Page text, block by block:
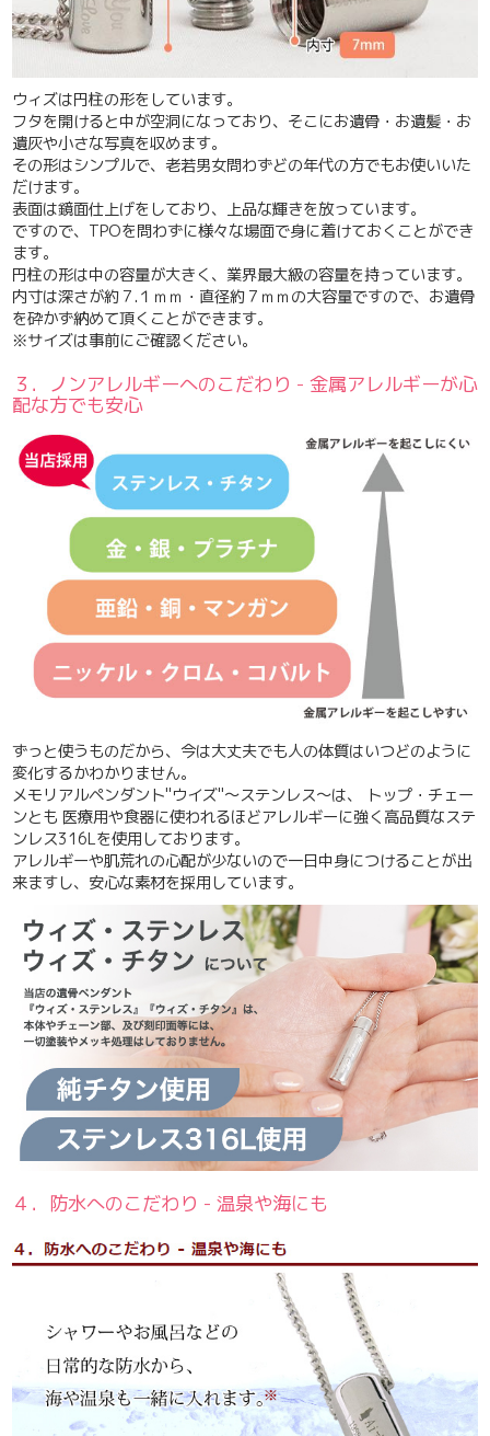
ウィズは円柱の形をしています。
フタを開けると中が空洞になっており、そこにお遺骨・お遺髪・お
遺灰や小さな写真を収めます。
その形はシンプルで、老若男女問わずどの年代の方でもお使いいた
だけます。
表面は鏡面仕上げをしており、上品な輝きを放っています。
ですので、 TPOを問わずに様々な場面で身に着けておくことができ
ます。
円柱の形は中の容量が大きく、業界最大級の容量を持っています。
内寸は深さが約７.１ｍｍ・直径約７ｍｍの大容量ですので、お遺骨
を砕かず納めて頂くことができます。
※サイズは事前にご確認ください。
３．ノンアレルギーへのこだわり - 金属アレルギーが心
配な方でも安心
ずっと使うものだから、今は大丈夫でも人の体質はいつどのように
変化するかわかりません。
メモリアルペンダント"ウイズ"～ステンレス～は、 トップ・チェー
ンとも 医療用や食器に使われるほどアレルギーに強く高品質なステ
ンレス316Lを使用しております。
アレルギーや肌荒れの心配が少ないので一日中身につけることが出
来ますし、安心な素材を採用しています。
４．防水へのこだわり - 温泉や海にも